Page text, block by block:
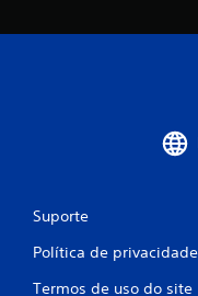
Suporte
Política de privacidade
Termos de uso do site